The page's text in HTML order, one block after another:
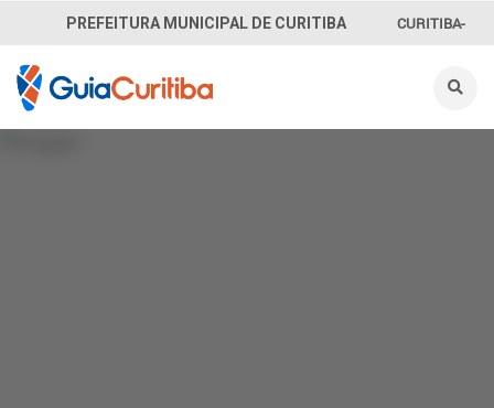
PREFEITURA MUNICIPAL DE CURITIBA CURITIBA-